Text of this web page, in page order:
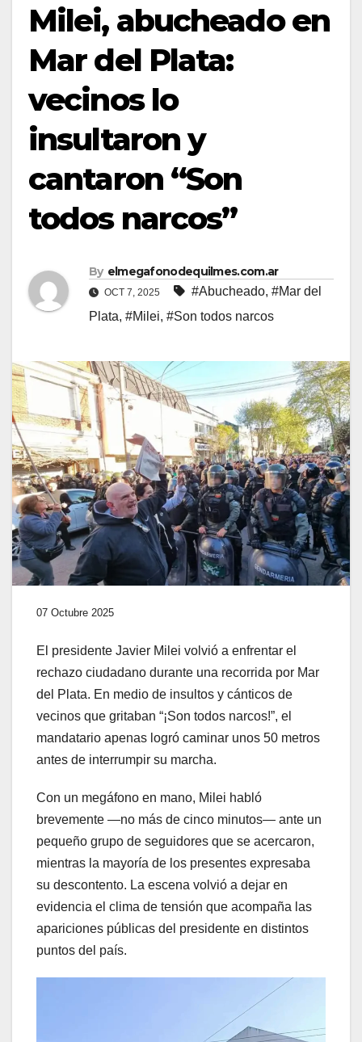
Milei, abucheado en
Mar del Plata:
vecinos lo
insultaron y
cantaron “Son
todos narcos”
By elmegafonodequilmes.com.ar
OCT 7, 2025 #Abucheado, #Mar del
Plata, #Milei, #Son todos narcos
07 Octubre 2025
El presidente Javier Milei volvió a enfrentar el
rechazo ciudadano durante una recorrida por Mar
del Plata. En medio de insultos y cánticos de
vecinos que gritaban “¡Son todos narcos!”, el
mandatario apenas logró caminar unos 50 metros
antes de interrumpir su marcha.
Con un megáfono en mano, Milei habló
brevemente —no más de cinco minutos— ante un
pequeño grupo de seguidores que se acercaron,
mientras la mayoría de los presentes expresaba
su descontento. La escena volvió a dejar en
evidencia el clima de tensión que acompaña las
apariciones públicas del presidente en distintos
puntos del país.